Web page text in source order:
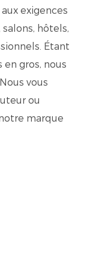
exigences
hôtels,
Étant
gros, nous
vous
ou
marque